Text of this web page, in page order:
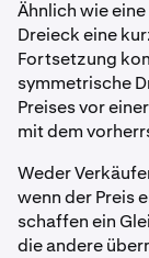
Ähnlich wie
Dreieck eine
Fortsetzung
symmetrische
Preises vor
mit dem
Weder
wenn der Preis
schaffen ein
die andere